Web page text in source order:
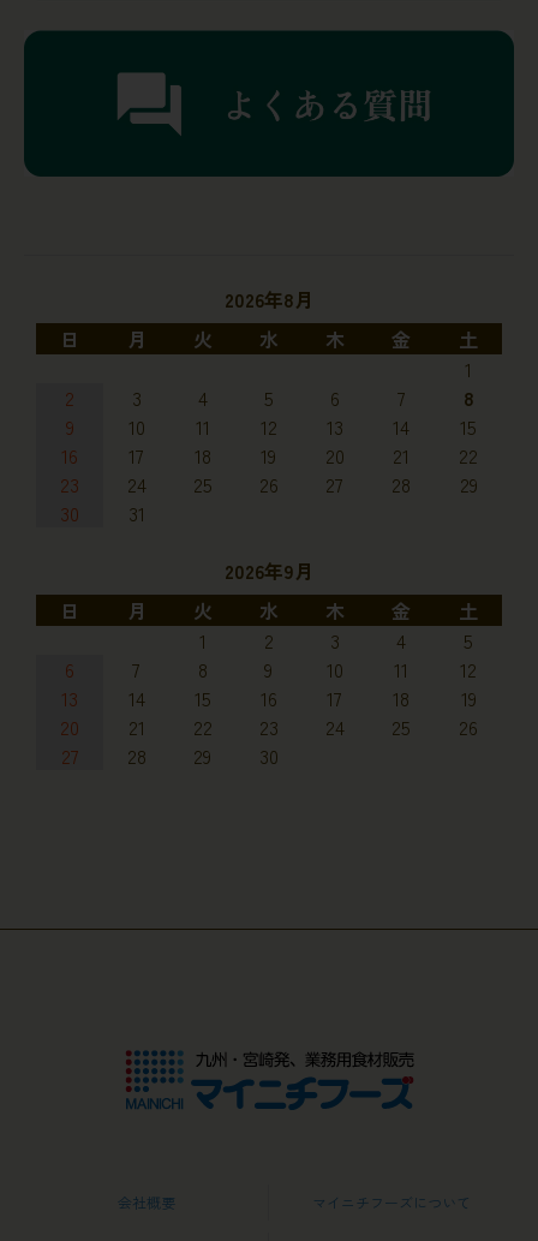
2026年8月
日
月 火 水 木 金
土
1
2
3 4 5 6 7
8
9
10 11 12 13 14
15
16
17 18 19 20 21
22
23
24 25 26 27 28
29
30
31
2026年9月
日
月 火 水 木 金
土
1
2 3 4
5
6
7 8 9 10 11
12
13
14 15 16 17 18
19
20
21 22 23 24 25
26
27
28 29 30
会社概要 マイニチフーズについて